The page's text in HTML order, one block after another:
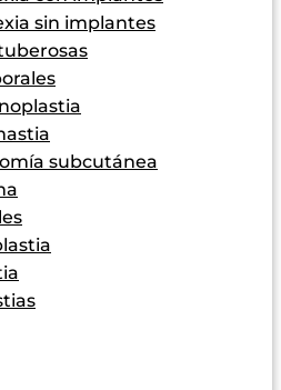
sin implantes
subcutánea